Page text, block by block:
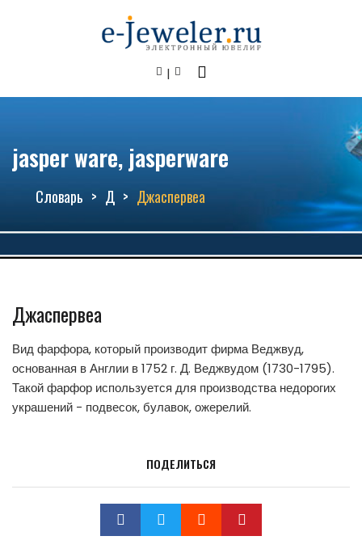
jasper ware, jasperware
Словарь Д Джаспервеа
Джаспервеа
Вид фарфора, который производит фирма Веджвуд,
основанная в Англии в 1752 г. Д. Веджвудом (1730-1795).
Такой фарфор используется для производства недорогих
украшений - подвесок, булавок, ожерелий.
ПОДЕЛИТЬСЯ